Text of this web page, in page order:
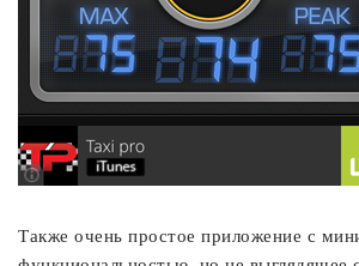
Также очень простое приложение с